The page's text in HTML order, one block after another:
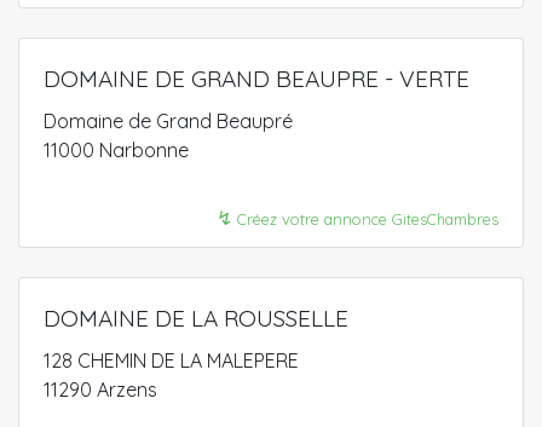
DOMAINE DE GRAND BEAUPRE - VERTE
Domaine de Grand Beaupré
11000 Narbonne
↯ Créez votre annonce GitesChambres
DOMAINE DE LA ROUSSELLE
128 CHEMIN DE LA MALEPERE
11290 Arzens